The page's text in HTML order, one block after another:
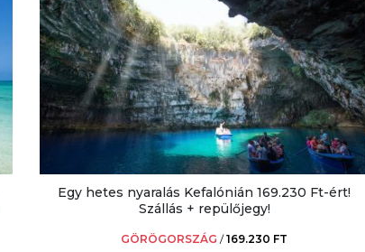
Egy hetes nyaralás Kefalónián 169.230 Ft-ért!
Szállás + repülőjegy!
GÖRÖGORSZÁG /169.230 FT